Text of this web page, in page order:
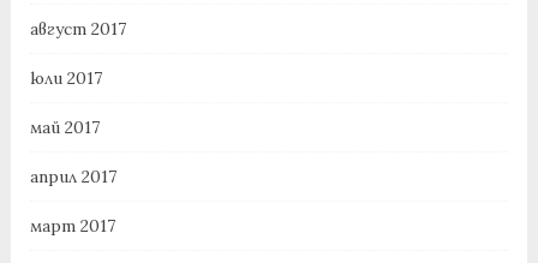
август 2017
юли 2017
май 2017
април 2017
март 2017